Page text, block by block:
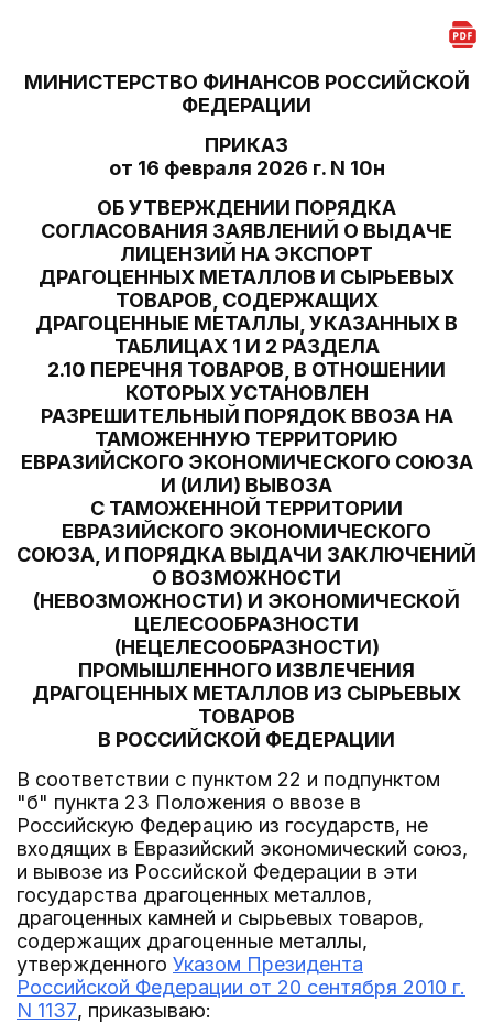
МИНИСТЕРСТВО ФИНАНСОВ РОССИЙСКОЙ
ФЕДЕРАЦИИ
ПРИКАЗ
от 16 февраля 2026 г. N 10н
ОБ УТВЕРЖДЕНИИ ПОРЯДКА
СОГЛАСОВАНИЯ ЗАЯВЛЕНИЙ О ВЫДАЧЕ
ЛИЦЕНЗИЙ НА ЭКСПОРТ
ДРАГОЦЕННЫХ МЕТАЛЛОВ И СЫРЬЕВЫХ
ТОВАРОВ, СОДЕРЖАЩИХ
ДРАГОЦЕННЫЕ МЕТАЛЛЫ, УКАЗАННЫХ В
ТАБЛИЦАХ 1 И 2 РАЗДЕЛА
2.10 ПЕРЕЧНЯ ТОВАРОВ, В ОТНОШЕНИИ
КОТОРЫХ УСТАНОВЛЕН
РАЗРЕШИТЕЛЬНЫЙ ПОРЯДОК ВВОЗА НА
ТАМОЖЕННУЮ ТЕРРИТОРИЮ
ЕВРАЗИЙСКОГО ЭКОНОМИЧЕСКОГО СОЮЗА
И (ИЛИ) ВЫВОЗА
С ТАМОЖЕННОЙ ТЕРРИТОРИИ
ЕВРАЗИЙСКОГО ЭКОНОМИЧЕСКОГО
СОЮЗА, И ПОРЯДКА ВЫДАЧИ ЗАКЛЮЧЕНИЙ
О ВОЗМОЖНОСТИ
(НЕВОЗМОЖНОСТИ) И ЭКОНОМИЧЕСКОЙ
ЦЕЛЕСООБРАЗНОСТИ
(НЕЦЕЛЕСООБРАЗНОСТИ)
ПРОМЫШЛЕННОГО ИЗВЛЕЧЕНИЯ
ДРАГОЦЕННЫХ МЕТАЛЛОВ ИЗ СЫРЬЕВЫХ
ТОВАРОВ
В РОССИЙСКОЙ ФЕДЕРАЦИИ
В соответствии с пунктом 22 и подпунктом
"б" пункта 23 Положения о ввозе в
Российскую Федерацию из государств, не
входящих в Евразийский экономический союз,
и вывозе из Российской Федерации в эти
государства драгоценных металлов,
драгоценных камней и сырьевых товаров,
содержащих драгоценные металлы,
утвержденного Указом Президента
Российской Федерации от 20 сентября 2010 г.
N 1137, приказываю: